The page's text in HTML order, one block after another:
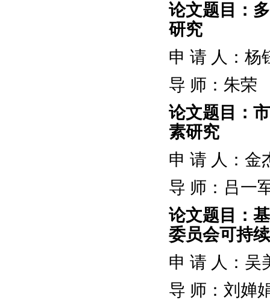
论文题目：
研究
申 请 人：杨
导 师：朱荣
论文题目：
素研究
申 请 人：金
导 师：吕一
论文题目：
委员会可持
申 请 人：吴
导 师：刘婵